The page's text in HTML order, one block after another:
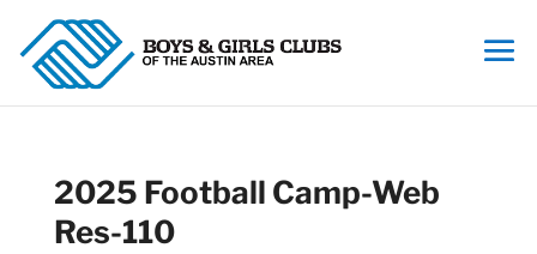
2025 Football Camp-Web
Res-110